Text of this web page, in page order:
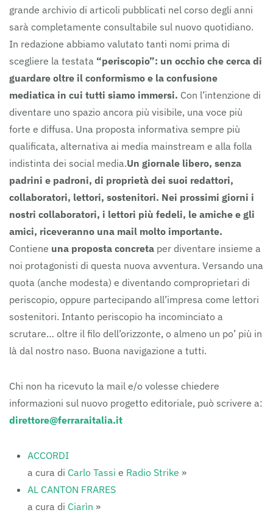
grande archivio di articoli pubblicati nel corso degli anni
sarà completamente consultabile sul nuovo quotidiano.
In redazione abbiamo valutato tanti nomi prima di
scegliere la testata “periscopio”: un occhio che cerca di
guardare oltre il conformismo e la confusione
mediatica in cui tutti siamo immersi. Con l’intenzione di
diventare uno spazio ancora più visibile, una voce più
forte e diffusa. Una proposta informativa sempre più
qualificata, alternativa ai media mainstream e alla folla
indistinta dei social media.Un giornale libero, senza
padrini e padroni, di proprietà dei suoi redattori,
collaboratori, lettori, sostenitori. Nei prossimi giorni i
nostri collaboratori, i lettori più fedeli, le amiche e gli
amici, riceveranno una mail molto importante.
Contiene una proposta concreta per diventare insieme a
noi protagonisti di questa nuova avventura. Versando una
quota (anche modesta) e diventando comproprietari di
periscopio, oppure partecipando all’impresa come lettori
sostenitori. Intanto periscopio ha incominciato a
scrutare… oltre il filo dell’orizzonte, o almeno un po’ più in
là dal nostro naso. Buona navigazione a tutti.
Chi non ha ricevuto la mail e/o volesse chiedere
informazioni sul nuovo progetto editoriale, può scrivere a:
direttore@ferraraitalia.it
ACCORDI
a cura di Carlo Tassi e Radio Strike »
AL CANTON FRARES
a cura di Ciarìn »